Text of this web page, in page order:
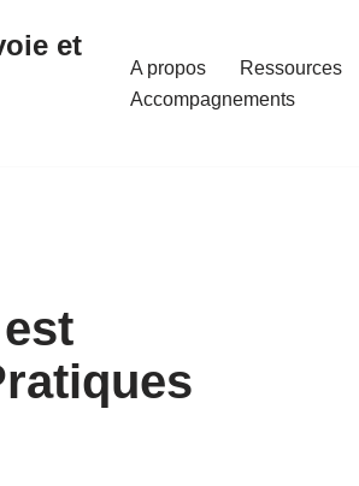
et
A propos Ressources
Accompagnements